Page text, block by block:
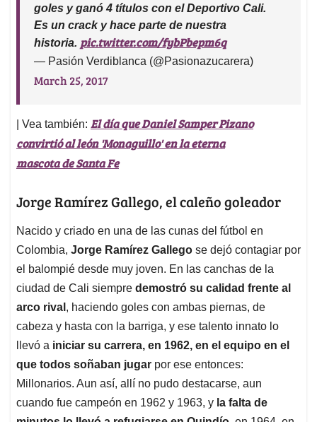
goles y ganó 4 títulos con el Deportivo Cali.
Es un crack y hace parte de nuestra
historia. pic.twitter.com/fybPbepm6q
— Pasión Verdiblanca (@Pasionazucarera)
March 25, 2017
| Vea también: El día que Daniel Samper Pizano
convirtió al león 'Monaguillo' en la eterna
mascota de Santa Fe
Jorge Ramírez Gallego, el caleño goleador
Nacido y criado en una de las cunas del fútbol en
Colombia, Jorge Ramírez Gallego se dejó contagiar por
el balompié desde muy joven. En las canchas de la
ciudad de Cali siempre demostró su calidad frente al
arco rival , haciendo goles con ambas piernas, de
cabeza y hasta con la barriga, y ese talento innato lo
llevó a iniciar su carrera, en 1962, en el equipo en el
que todos soñaban jugar por ese entonces:
Millonarios. Aun así, allí no pudo destacarse, aun
cuando fue campeón en 1962 y 1963, y la falta de